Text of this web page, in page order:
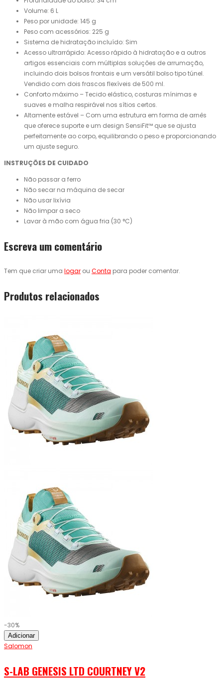
Volume: 6 L
Peso por unidade: 145 g
Peso com acessórios: 225 g
Sistema de hidratação incluído: Sim
Acesso ultrarrápido: Acesso rápido à hidratação e a outros
artigos essenciais com múltiplas soluções de arrumação,
incluindo dois bolsos frontais e um versátil bolso tipo túnel.
Vendido com dois frascos flexíveis de 500 ml.
Conforto máximo – Tecido elástico, costuras mínimas e
suaves e malha respirável nos sítios certos.
Altamente estável – Com uma estrutura em forma de arnês
que oferece suporte e um design SensiFit™ que se ajusta
perfeitamente ao corpo, equilibrando o peso e proporcionando
um ajuste seguro.
INSTRUÇÕES DE CUIDADO
Não passar a ferro
Não secar na máquina de secar
Não usar lixívia
Não limpar a seco
Lavar à mão com água fria (30 °C)
Escreva um comentário
Tem que criar uma logar ou Conta para poder comentar.
Produtos relacionados
-30%
Adicionar
Salomon
S-LAB GENESIS LTD COURTNEY V2